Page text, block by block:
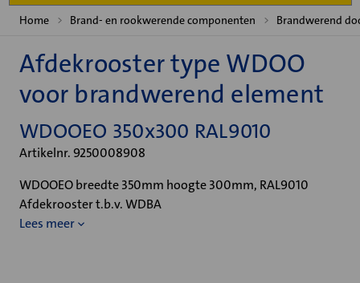
Home Brand- en rookwerende componenten Brandwerend
Afdekrooster type WDOO
voor brandwerend element
WDOOEO 350x300 RAL9010
Artikelnr. 9250008908
WDOOEO breedte 350mm hoogte 300mm, RAL9010
Afdekrooster t.b.v. WDBA
Lees meer